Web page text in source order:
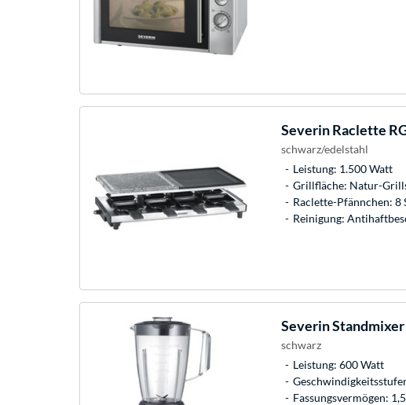
SeverinRaclette
schwarz/edelstahl
Leistung: 1.500 Watt
Grillfläche: Natur-
Raclette-Pfännchen: 8
Reinigung:
SeverinStandmixer
schwarz
Leistung: 600 Watt
Fassungsvermögen: